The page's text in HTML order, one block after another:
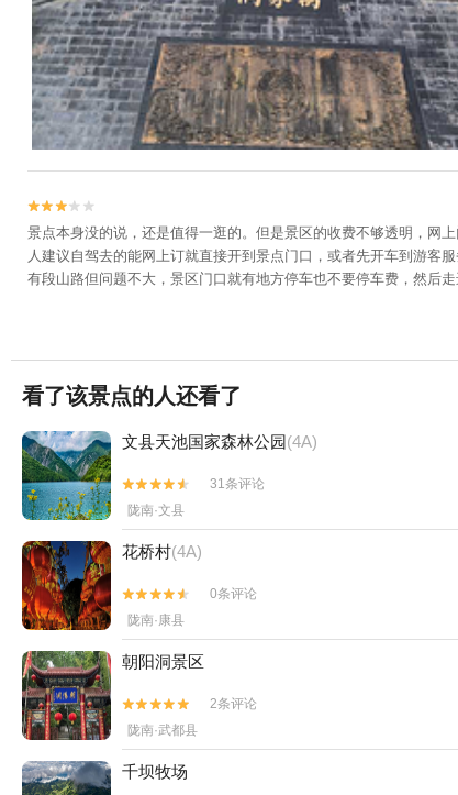


景点本身没的说，还是值得一逛的。但是景区的收费不够透明，网
人建议自驾去的能网上订就直接开到景点门口，或者先开车到游客
有段山路但问题不大，景区门口就有地方停车也不要停车费，然后
看了该景点的人还看了
文县天池国家森林公园(4A)


31条评论
陇南·文县
花桥村(4A)


0条评论
陇南·康县
朝阳洞景区


2条评论
陇南·武都县
千坝牧场